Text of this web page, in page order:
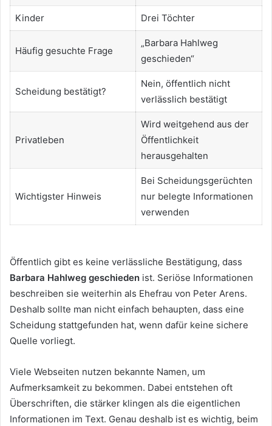
Kinder Drei Töchter
Häufig gesuchte Frage
„Barbara Hahlweg
geschieden“
Scheidung bestätigt?
Nein, öffentlich nicht
verlässlich bestätigt
Privatleben
Wird weitgehend aus der
Öffentlichkeit
herausgehalten
Wichtigster Hinweis
Bei Scheidungsgerüchten
nur belegte Informationen
verwenden
Öffentlich gibt es keine verlässliche Bestätigung, dass
Barbara Hahlweg geschieden ist. Seriöse Informationen
beschreiben sie weiterhin als Ehefrau von Peter Arens.
Deshalb sollte man nicht einfach behaupten, dass eine
Scheidung stattgefunden hat, wenn dafür keine sichere
Quelle vorliegt.
Viele Webseiten nutzen bekannte Namen, um
Aufmerksamkeit zu bekommen. Dabei entstehen oft
Überschriften, die stärker klingen als die eigentlichen
Informationen im Text. Genau deshalb ist es wichtig, beim